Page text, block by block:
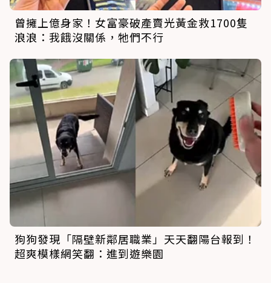
曾擁上億身家！女富豪破產賣光黃金救1700隻
浪浪：我餓沒關係，牠們不行
狗狗發現「隔壁新鄰居職業」天天翻陽台報到！
超爽模樣網笑翻：進到遊樂園